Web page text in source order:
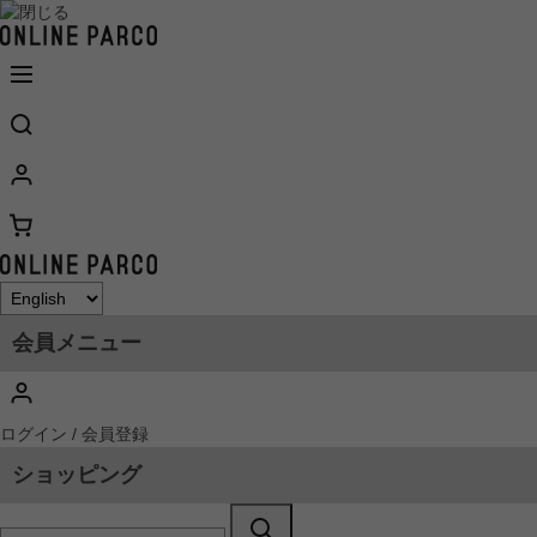
会員メニュー
ログイン / 会員登録
ショッピング